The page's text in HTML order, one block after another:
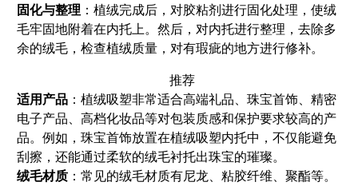
固化与整理 ：植绒完成后，对胶粘剂进行固化处理，使绒
毛牢固地附着在内托上。然后，对内托进行整理，去除多
余的绒毛，检查植绒质量，对有瑕疵的地方进行修补。
推荐
适用产品 ：植绒吸塑非常适合高端礼品、珠宝首饰、精密
电子产品、高档化妆品等对包装质感和保护要求较高的产
品。例如，珠宝首饰放置在植绒吸塑内托中，不仅能避免
刮擦，还能通过柔软的绒毛衬托出珠宝的璀璨。
绒毛材质 ：常见的绒毛材质有尼龙、粘胶纤维、聚酯等。